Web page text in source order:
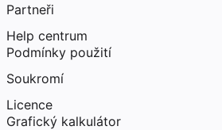
Partneři
Help centrum
Podmínky použití
Soukromí
Licence
Grafický kalkulátor